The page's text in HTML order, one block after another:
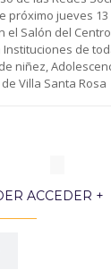
próximo jueves
el Salón del
de
niñez,
Villa Santa Rosa
ACCEDER +